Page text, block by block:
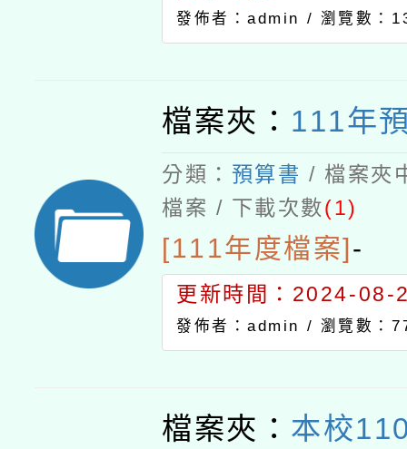
發佈者：admin / 瀏覽數：
檔案夾： 111年
分類： 預算書 / 檔案夾
檔案 / 下載次數(1)
[111年度檔案] -
更新時間：2024-08-
發佈者：admin / 瀏覽數：
檔案夾： 本校